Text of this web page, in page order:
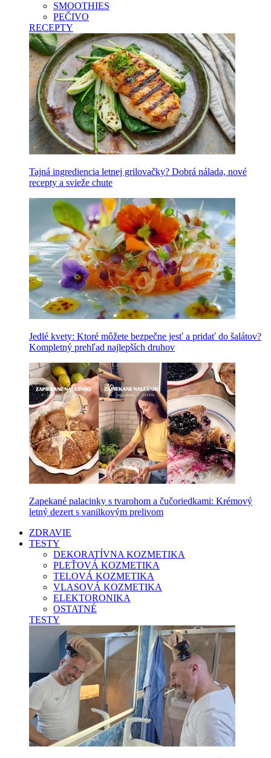
SMOOTHIES
PEČIVO
RECEPTY
Tajná ingrediencia letnej grilovačky? Dobrá nálada, nové
recepty a svieže chute
Jedlé kvety: Ktoré môžete bezpečne jesť a pridať do šalátov?
Kompletný prehľad najlepších druhov
Zapekané palacinky s tvarohom a čučoriedkami: Krémový
letný dezert s vanilkovým prelivom
ZDRAVIE
TESTY
DEKORATÍVNA KOZMETIKA
PLEŤOVÁ KOZMETIKA
TELOVÁ KOZMETIKA
VLASOVÁ KOZMETIKA
ELEKTORONIKA
OSTATNÉ
TESTY